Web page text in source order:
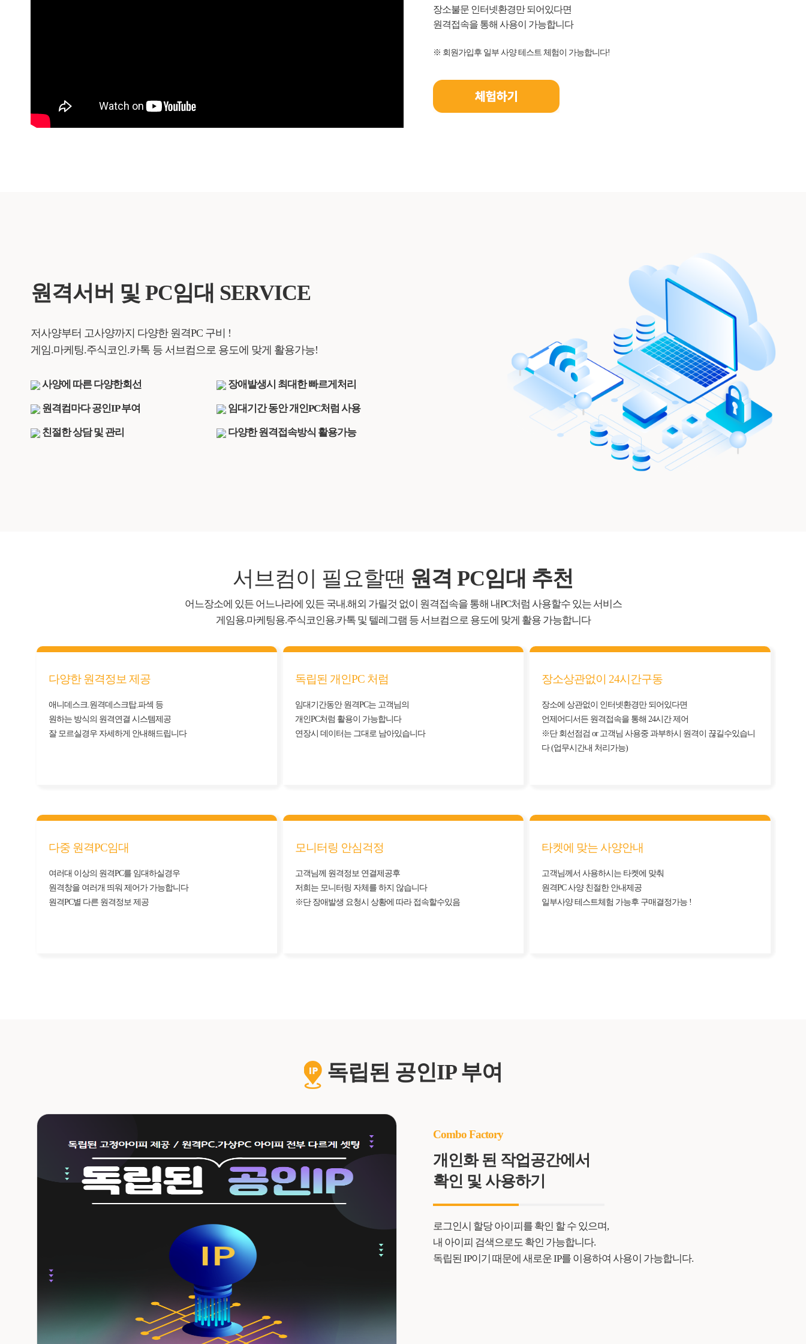
장소불문 인터넷환경만 되어있다면
원격접속을 통해 사용이 가능합니다
※ 회원가입후 일부 사양 테스트 체험이 가능합니다!
원격서버 및 PC임대 SERVICE
저사양부터 고사양까지 다양한 원격PC 구비 !
게임.마케팅.주식코인.카톡 등 서브컴으로 용도에 맞게 활용가능!
사양에 따른 다양한회선
원격컴마다 공인IP 부여
친절한 상담 및 관리
장애발생시 최대한 빠르게처리
임대기간 동안 개인PC처럼 사용
다양한 원격접속방식 활용가능
서브컴이 필요할땐 원격 PC임대 추천
어느장소에 있든 어느나라에 있든 국내.해외 가릴것 없이 원격접속을 통해 내PC처럼 사용할수 있는 서비스
게임용.마케팅용.주식코인용.카톡 및 텔레그램 등 서브컴으로 용도에 맞게 활용 가능합니다
다양한 원격정보 제공
애니데스크.원격데스크탑.파섹 등
원하는 방식의 원격연결 시스템제공
잘 모르실경우 자세하게 안내해드립니다
독립된 개인PC 처럼
임대기간동안 원격PC는 고객님의
개인PC처럼 활용이 가능합니다
연장시 데이터는 그대로 남아있습니다
장소상관없이 24시간구동
장소에 상관없이 인터넷환경만 되어있다면
언제어디서든 원격접속을 통해 24시간 제어
※단 회선점검 or 고객님 사용중 과부하시 원격이 끊길수있습니
다 (업무시간내 처리가능)
다중 원격PC임대
여러대 이상의 원격PC를 임대하실경우
원격창을 여러개 띄워 제어가 가능합니다
원격PC별 다른 원격정보 제공
모니터링 안심걱정
고객님께 원격정보 연결제공후
저희는 모니터링 자체를 하지 않습니다
※단 장애발생 요청시 상황에 따라 접속할수있음
타켓에 맞는 사양안내
고객님께서 사용하시는 타켓에 맞춰
원격PC 사양 친절한 안내제공
일부사양 테스트체험 가능후 구매결정가능 !
독립된 공인IP 부여
Combo Factory
개인화 된 작업공간에서
확인 및 사용하기
로그인시 할당 아이피를 확인 할 수 있으며,
내 아이피 검색으로도 확인 가능합니다.
독립된 IP이기 때문에 새로운 IP를 이용하여 사용이 가능합니다.